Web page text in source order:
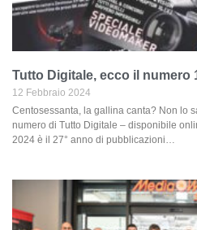
Tutto Digitale, ecco il numero
12 Febbraio 2024
Centosessanta, la gallina canta? Non lo
numero di Tutto Digitale – disponibile
2024 è il 27° anno di pubblicazioni…